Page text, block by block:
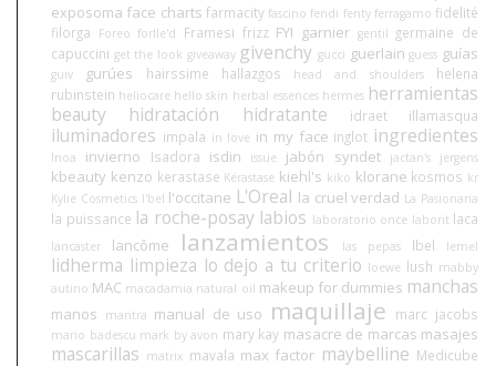
exposoma face charts farmacity fascino fendi fenty ferragamo fidelité
filorga
Foreo forlle'd Framesi frizz FYI garnier gentil germaine de
capuccini get the look giveaway givenchy gucci guerlain guess guías
guiv gurúes hairssime hallazgos head and shoulders
helena
rubinstein heliocare hello skin herbal essences hermes herramientas
beauty
hidratación hidratante idraet illamasqua
iluminadores impala in love in my face inglot ingredientes
Inoa invierno Isadora isdin issue jabón syndet jactan's jergens
kbeauty kenzo kerastase Kérastase kiehl's kiko klorane kosmos kr
Kylie Cosmetics l'bel l'occitane L'Oreal la cruel verdad La Pasionaria
la puissance la roche-posay labios laboratorio once laborit laca
lancaster lancôme lanzamientos las pepas lbel lemel
lidherma limpieza lo dejo a tu criterio loewe lush mabby
autino MAC macadamia natural oil makeup for dummies manchas
manos mantra manual de uso maquillaje marc jacobs
mario badescu mark by avon mary kay masacre de marcas masajes
mascarillas matrix mavala max factor maybelline Medicube